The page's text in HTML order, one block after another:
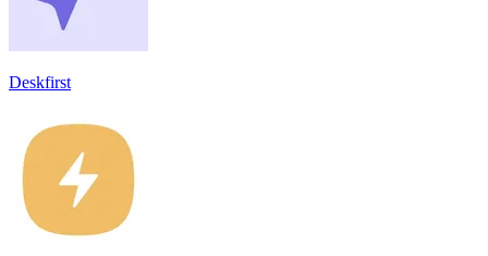
Deskfirst